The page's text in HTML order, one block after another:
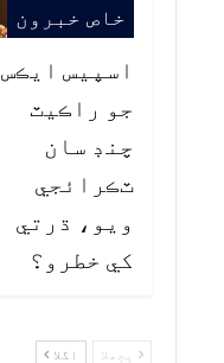
خاص خبرون
اسپيس ايڪس
جو راڪيٽ
چنڊ سان
ٽڪرائجي
ويو، ڌرتي
کي خطرو؟
پچھلا اگلا